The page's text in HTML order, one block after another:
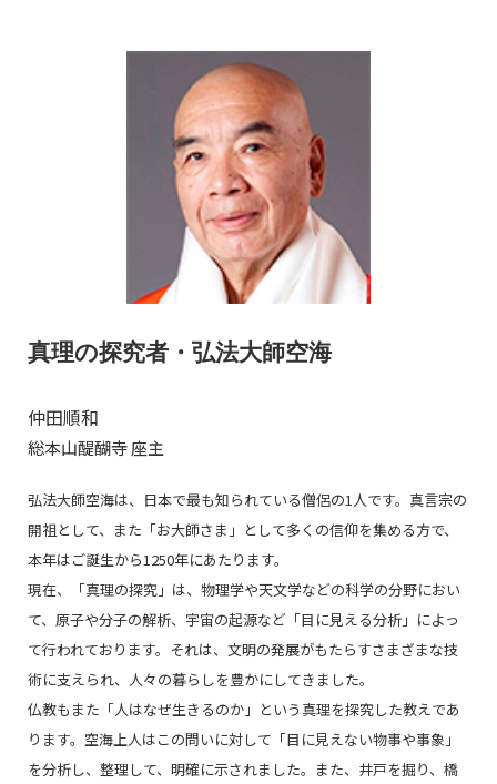
真理の探究者・弘法大師空海
仲田順和
総本山醍醐寺 座主
弘法大師空海は、日本で最も知られている僧侶の1人です。真言宗の
開祖として、また「お大師さま」として多くの信仰を集める方で、
本年はご誕生から1250年にあたります。
現在、「真理の探究」は、物理学や天文学などの科学の分野におい
て、原子や分子の解析、宇宙の起源など「目に見える分析」によっ
て行われております。それは、文明の発展がもたらすさまざまな技
術に支えられ、人々の暮らしを豊かにしてきました。
仏教もまた「人はなぜ生きるのか」という真理を探究した教えであ
ります。空海上人はこの問いに対して「目に見えない物事や事象」
を分析し、整理して、明確に示されました。また、井戸を掘り、橋